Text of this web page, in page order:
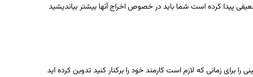
پیدا کرده است شما باید در خصوص اخراج آنها بیشتر بیاندیشید
برای زمانی که لازم است کارمند خود را برکنار کنید تدوین کرده اید